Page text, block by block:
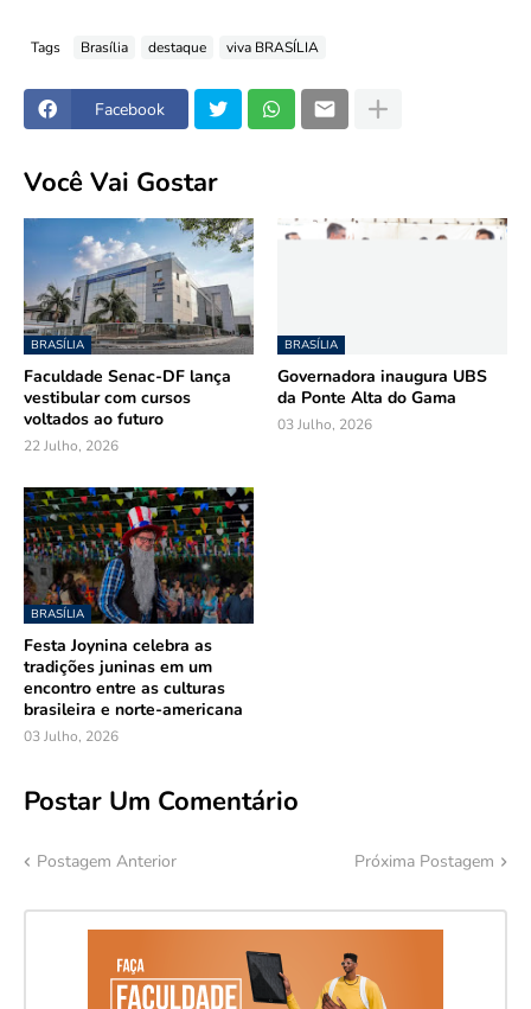
Tags Brasília destaque viva BRASÍLIA
Facebook
Você Vai Gostar
BRASÍLIA
Faculdade Senac-DF lança
vestibular com cursos
voltados ao futuro
22 Julho, 2026
BRASÍLIA
Governadora inaugura UBS
da Ponte Alta do Gama
03 Julho, 2026
BRASÍLIA
Festa Joynina celebra as
tradições juninas em um
encontro entre as culturas
brasileira e norte-americana
03 Julho, 2026
Postar Um Comentário
Postagem Anterior Próxima Postagem